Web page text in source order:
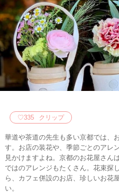
♡335 クリップ
華道や茶道の先生も多い京都では、
す。お店の装花や、季節ごとのアレ
見かけますよね。京都のお花屋さん
ではのアレンジもたくさん。花束探
ら、カフェ併設のお店、珍しいお花
い。